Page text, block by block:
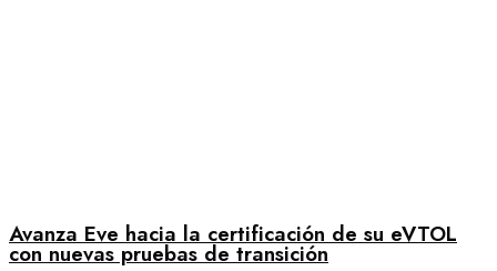
No Result
Avanza Eve hacia la certificación de su eVTOL
con nuevas pruebas de transición